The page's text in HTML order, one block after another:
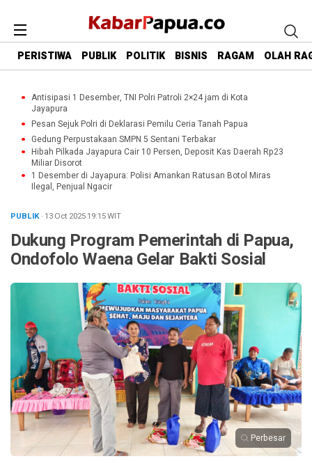
PERISTIWA PUBLIK POLITIK BISNIS RAGAM OLAH
Antisipasi 1 Desember, TNI Polri Patroli 2×24 jam di Kota
Jayapura
Pesan Sejuk Polri di Deklarasi Pemilu Ceria Tanah Papua
Gedung Perpustakaan SMPN 5 Sentani Terbakar
Hibah Pilkada Jayapura Cair 10 Persen, Deposit Kas Daerah Rp23
Miliar Disorot
1 Desember di Jayapura: Polisi Amankan Ratusan Botol Miras
Ilegal, Penjual Ngacir
PUBLIK· 13 Oct 202519:15WIT
Dukung Program Pemerintah di Papua,
Ondofolo Waena Gelar Bakti Sosial
Perbesar